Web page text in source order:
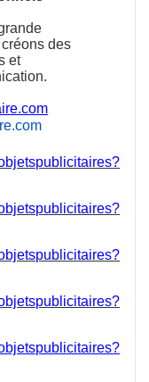
des
et